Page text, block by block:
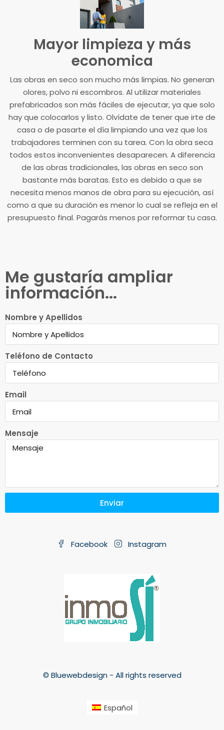
Mayor limpieza y más
economica
Las obras en seco son mucho más limpias. No generan
olores, polvo ni escombros. Al utilizar materiales
prefabricados son más fáciles de ejecutar, ya que solo
hay que colocarlos y listo. Olvídate de tener que irte de
casa o de pasarte el día limpiando una vez que los
trabajadores terminen con su tarea. Con la obra seca
todos estos inconvenientes desaparecen. A diferencia
de las obras tradicionales, las obras en seco son
bastante más baratas. Esto es debido a que se
necesita menos manos de obra para su ejecución, así
como a que su duración es menor lo cual se refleja en el
presupuesto final. Pagarás menos por reformar tu casa.
Me gustaría ampliar
información...
Nombre y Apellidos
Teléfono de Contacto
Email
Mensaje
Enviar
Facebook Instagram
© Bluewebdesign - All rights reserved
Español